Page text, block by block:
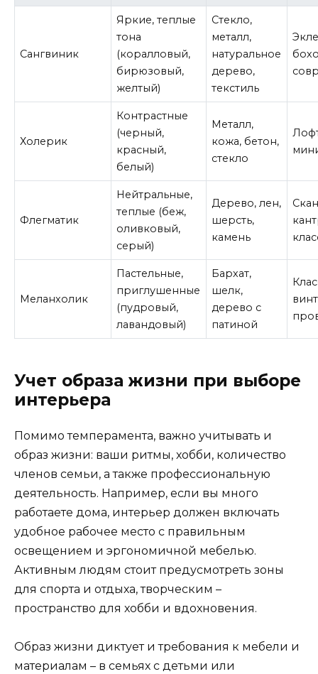
Сангвиник
Яркие, теплые
тона
(коралловый,
бирюзовый,
желтый)
Стекло,
металл,
натуральное
дерево,
текстиль
Холерик
Контрастные
(черный,
красный,
белый)
Металл,
кожа, бетон,
стекло
Флегматик
Нейтральные,
теплые (беж,
оливковый,
серый)
Дерево, лен,
шерсть,
камень
Меланхолик
Пастельные,
приглушенные
(пудровый,
лавандовый)
Бархат,
шелк,
дерево с
патиной
Учет образа жизни при выборе
интерьера
Помимо темперамента, важно учитывать и
образ жизни: ваши ритмы, хобби, количество
членов семьи, а также профессиональную
деятельность. Например, если вы много
работаете дома, интерьер должен включать
удобное рабочее место с правильным
освещением и эргономичной мебелью.
Активным людям стоит предусмотреть зоны
для спорта и отдыха, творческим –
пространство для хобби и вдохновения.
Образ жизни диктует и требования к мебели и
материалам – в семьях с детьми или